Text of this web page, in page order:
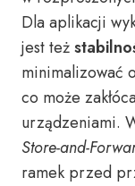
Dla aplikacji
jest też
minimalizować
co może
urządzeniami.
Store-and-
ramek przed